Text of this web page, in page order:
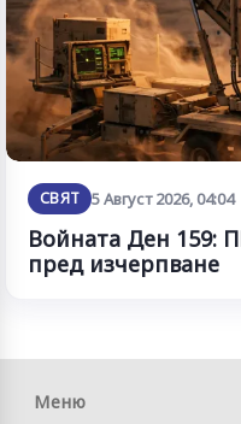
СВЯТ 5 Август 2026, 04:04
Войната Ден 159:
пред изчерпване
Меню